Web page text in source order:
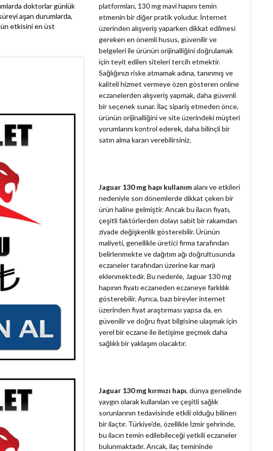
doktorlar günlük
aşan durumlarda,
etkisini en üst
platformları, 130 mg mavi hapını temin
etmenin bir diğer pratik yoludur. İnternet
üzerinden alışveriş yaparken dikkat edilmesi
gereken en önemli husus, güvenilir ve
belgeleri ile ürünün orijinalliğini doğrulamak
için teyit edilen siteleri tercih etmektir.
Sağlığınızı riske atmamak adına, tanınmış ve
kaliteli hizmet vermeye özen gösteren online
eczanelerden alışveriş yapmak, daha güvenli
bir seçenek sunar. İlaç sipariş etmeden önce,
ürünün orijinalliğini ve site üzerindeki müşteri
yorumlarını kontrol ederek, daha bilinçli bir
satın alma kararı verebilirsiniz.
Jaguar 130 mg hapı kullanımalanı ve etkileri
nedeniyle son dönemlerde dikkat çeken bir
ürün haline gelmiştir. Ancak bu ilacın fiyatı,
çeşitli faktörlerden dolayı sabit bir rakamdan
ziyade değişkenlik gösterebilir. Ürünün
maliyeti, genellikle üretici firma tarafından
belirlenmekte ve dağıtım ağı doğrultusunda
eczaneler tarafından üzerine kar marjı
eklenmektedir. Bu nedenle, Jaguar 130 mg
hapının fiyatı eczaneden eczaneye farklılık
gösterebilir. Ayrıca, bazı bireyler internet
üzerinden fiyat araştırması yapsa da, en
güvenilir ve doğru fiyat bilgisine ulaşmak için
yerel bir eczane ile iletişime geçmek daha
sağlıklı bir yaklaşım olacaktır.
Jaguar 130 mg kırmızı hapı, dünya genelinde
yaygın olarak kullanılan ve çeşitli sağlık
sorunlarının tedavisinde etkili olduğu bilinen
bir ilaçtır. Türkiye'de, özellikle İzmir şehrinde,
bu ilacın temin edilebileceği yetkili eczaneler
bulunmaktadır. Ancak, ilaç temininde